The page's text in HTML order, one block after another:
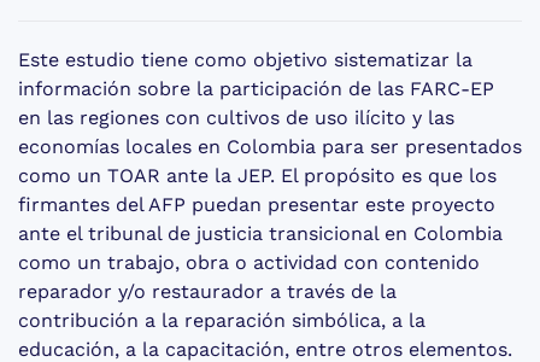
Este estudio tiene como objetivo sistematizar la
información sobre la participación de las FARC-EP
en las regiones con cultivos de uso ilícito y las
economías locales en Colombia para ser presentados
como un TOAR ante la JEP. El propósito es que los
firmantes del AFP puedan presentar este proyecto
ante el tribunal de justicia transicional en Colombia
como un trabajo, obra o actividad con contenido
reparador y/o restaurador a través de la
contribución a la reparación simbólica, a la
educación, a la capacitación, entre otros elementos.